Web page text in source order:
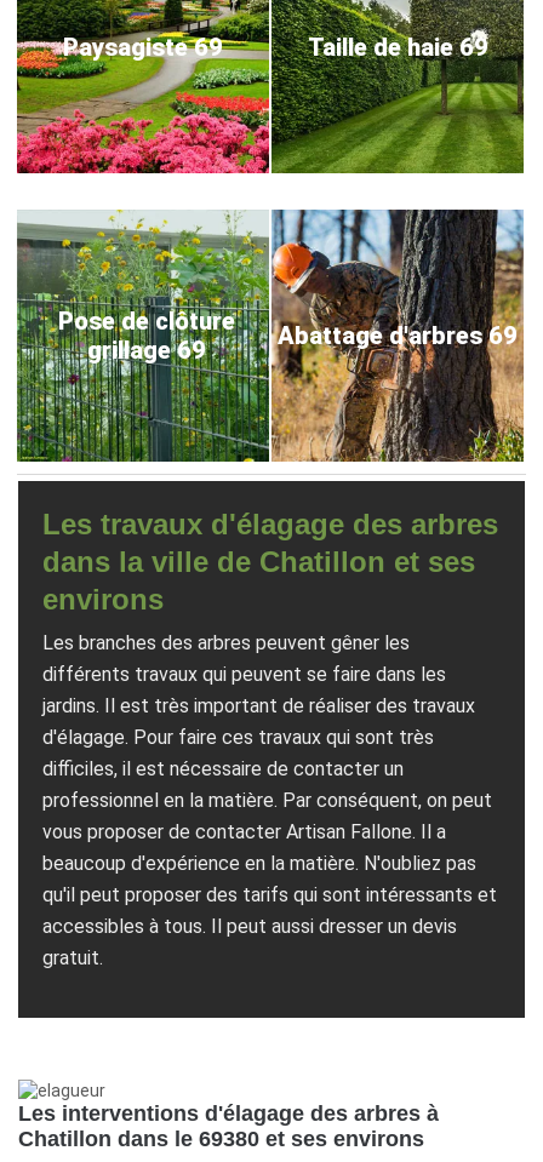
Paysagiste 69 Taille de haie 69
Pose de clôture
grillage 69
Abattage d'arbres 69
Les travaux d'élagage des arbres
dans la ville de Chatillon et ses
environs
Les branches des arbres peuvent gêner les
différents travaux qui peuvent se faire dans les
jardins. Il est très important de réaliser des travaux
d'élagage. Pour faire ces travaux qui sont très
difficiles, il est nécessaire de contacter un
professionnel en la matière. Par conséquent, on peut
vous proposer de contacter Artisan Fallone. Il a
beaucoup d'expérience en la matière. N'oubliez pas
qu'il peut proposer des tarifs qui sont intéressants et
accessibles à tous. Il peut aussi dresser un devis
gratuit.
Les interventions d'élagage des arbres à
Chatillon dans le 69380 et ses environs